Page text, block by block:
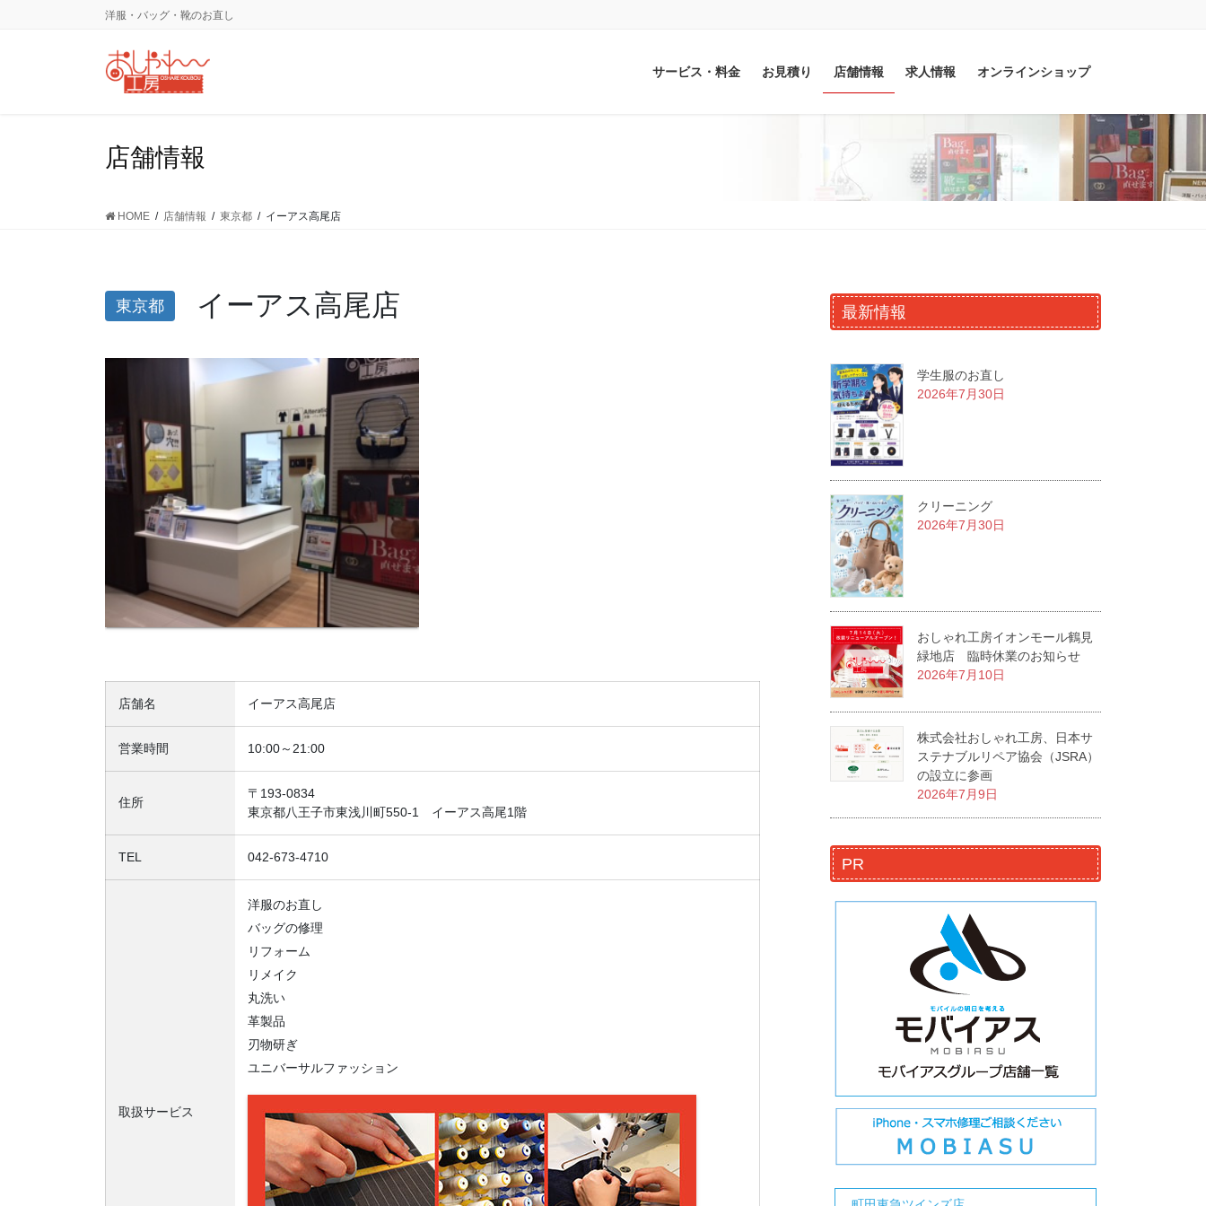
洋服・バッグ・靴のお直し
サービス・料金 お見積り 店舗情報 求人情報 オンラインショップ
店舗情報
HOME 店舗情報 東京都 イーアス高尾店
東京都 イーアス高尾店
店舗名 イーアス高尾店
営業時間 10:00～21:00
住所
〒193-0834
東京都八王子市東浅川町550-1 イーアス高尾1階
TEL 042-673-4710
取扱サービス
洋服のお直し
バッグの修理
リフォーム
リメイク
丸洗い
革製品
刃物研ぎ
ユニバーサルファッション
最新情報
学生服のお直し
2026年7月30日
クリーニング
2026年7月30日
おしゃれ工房イオンモール鶴見
緑地店 臨時休業のお知らせ
2026年7月10日
株式会社おしゃれ工房、日本サ
ステナブルリペア協会（JSRA）
の設立に参画
2026年7月9日
PR